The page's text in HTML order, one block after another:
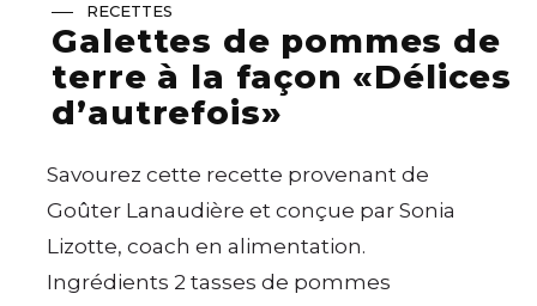
RECETTES
Galettes de pommes de
terre à la façon «Délices
d’autrefois»
Savourez cette recette provenant de
Goûter Lanaudière et conçue par Sonia
Lizotte, coach en alimentation.
Ingrédients 2 tasses de pommes